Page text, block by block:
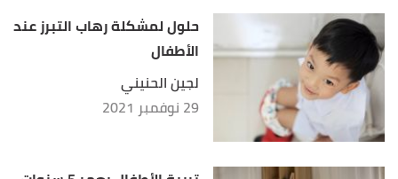
حلول لمشكلة رهاب التبرز عند
الأطفال
لجين الحنيني
29 نوفمبر 2021